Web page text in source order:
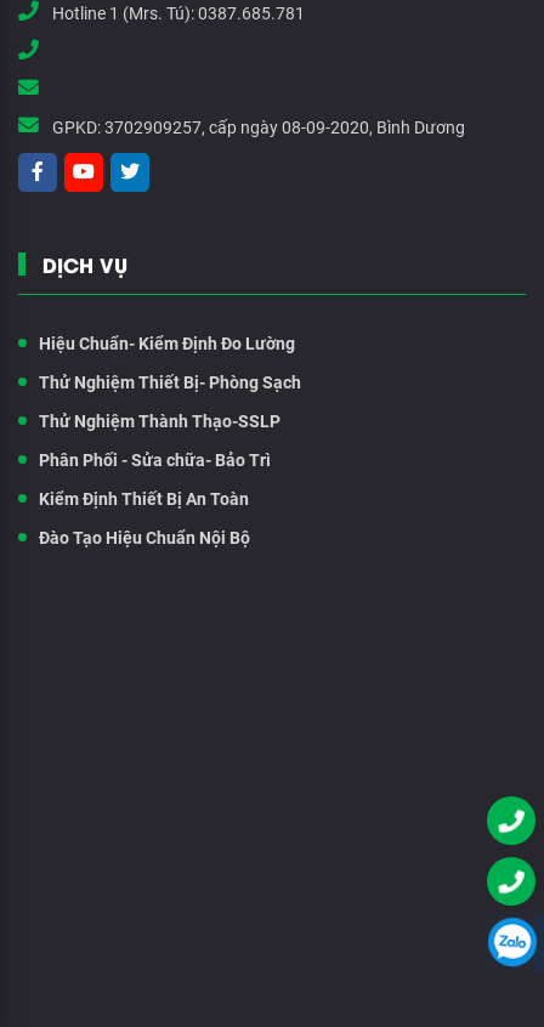
Hotline 1 (Mrs. Tú):0387.685.781
GPKD:3702909257, cấp ngày 08-09-2020, Bình Dương
DỊCH VỤ
Hiệu Chuẩn- Kiểm Định Đo Lường
Thử Nghiệm Thiết Bị- Phòng Sạch
Thử Nghiệm Thành Thạo-SSLP
Phân Phối - Sửa chữa- Bảo Trì
Kiểm Định Thiết Bị An Toàn
Đào Tạo Hiệu Chuẩn Nội Bộ